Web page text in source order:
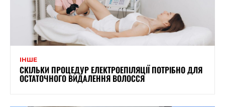
ІНШЕ
СКІЛЬКИ ПРОЦЕДУР ЕЛЕКТРОЕПІЛЯЦІЇ ПОТРІБНО ДЛЯ
ОСТАТОЧНОГО ВИДАЛЕННЯ ВОЛОССЯ